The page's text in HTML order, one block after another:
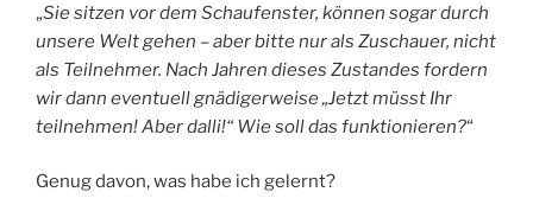
„Sie sitzen vor dem Schaufenster, können sogar durch
unsere Welt gehen – aber bitte nur als Zuschauer, nicht
als Teilnehmer. Nach Jahren dieses Zustandes fordern
wir dann eventuell gnädigerweise „Jetzt müsst Ihr
teilnehmen! Aber dalli!“ Wie soll das funktionieren?“
Genug davon, was habe ich gelernt?